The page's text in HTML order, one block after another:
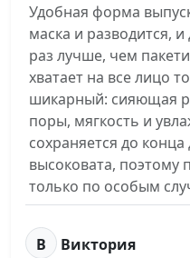
Удобная форма
маска и разводится,
раз лучше, чем
хватает на все лицо
шикарный: сияющая
поры, мягкость и
сохраняется до
высоковата,
только по особым
В Виктория